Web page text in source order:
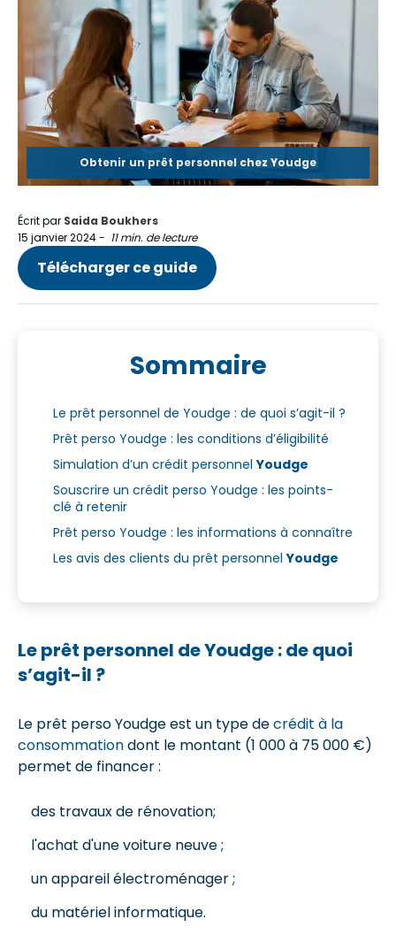
Obtenir un prêt personnel chez Youdge
Écrit par Saida Boukhers
15 janvier 2024- 11 min. de lecture
Télécharger ce guide
Sommaire
Le prêt personnel de Youdge : de quoi s’agit-il ?
Prêt perso Youdge : les conditions d’éligibilité
Simulation d’un crédit personnelYoudge
Souscrire un crédit perso Youdge : les points-
clé à retenir
Prêt perso Youdge : les informations à connaître
Les avis des clients du prêt personnelYoudge
Le prêt personnel de Youdge : de quoi
s’agit-il ?
Le prêt perso Youdge est un type decrédit à la
consommationdont le montant (1 000 à 75 000 €)
permet de financer :
des travaux de rénovation;
l'achat d'une voiture neuve ;
un appareil électroménager ;
du matériel informatique.